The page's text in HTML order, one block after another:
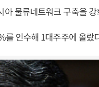
물류네트워크 구축을
인수해 1대주주에 올랐